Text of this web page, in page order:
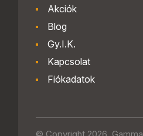
Akciók
Blog
Gy.I.K.
Kapcsolat
Fiókadatok